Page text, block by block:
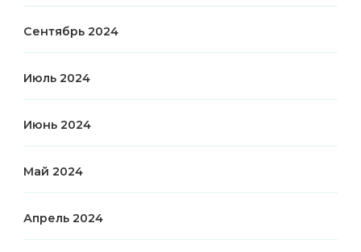
Сентябрь 2024
Июль 2024
Июнь 2024
Май 2024
Апрель 2024